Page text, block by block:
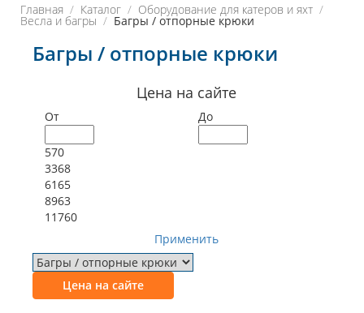
Главная Каталог Оборудование для катеров и яхт
Весла и багры Багры / отпорные крюки
Багры / отпорные крюки
Цена на сайте
От До
570
3368
6165
8963
11760
Применить
Цена на сайте